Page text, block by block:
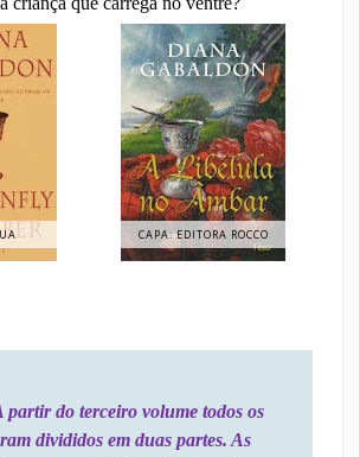
CAPA: EDITORA ROCCO
partir do terceiro volume todos os
divididos em duas partes. As